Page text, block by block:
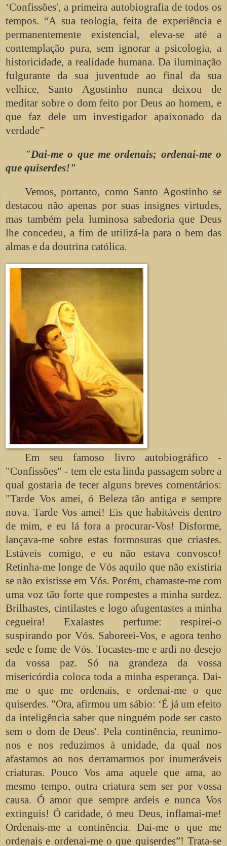
‘Confissões', a primeira autobiografia de todos os
tempos. “A sua teologia, feita de experiência e
permanentemente existencial, eleva-se até a
contemplação pura, sem ignorar a psicologia, a
historicidade, a realidade humana. Da iluminação
fulgurante da sua juventude ao final da sua
velhice, Santo Agostinho nunca deixou de
meditar sobre o dom feito por Deus ao homem, e
que faz dele um investigador apaixonado da
verdade”
"Dai-me o que me ordenais; ordenai-me o
que quiserdes!"
Vemos, portanto, como Santo Agostinho se
destacou não apenas por suas insignes virtudes,
mas também pela luminosa sabedoria que Deus
lhe concedeu, a fim de utilizá-la para o bem das
almas e da doutrina católica.
Em seu famoso livro autobiográfico -
"Confissões" - tem ele esta linda passagem sobre a
qual gostaria de tecer alguns breves comentários:
"Tarde Vos amei, ó Beleza tão antiga e sempre
nova. Tarde Vos amei! Eis que habitáveis dentro
de mim, e eu lá fora a procurar-Vos! Disforme,
lançava-me sobre estas formosuras que criastes.
Estáveis comigo, e eu não estava convosco!
Retinha-me longe de Vós aquilo que não existiria
se não existisse em Vós. Porém, chamaste-me com
uma voz tão forte que rompestes a minha surdez.
Brilhastes, cintilastes e logo afugentastes a minha
cegueira! Exalastes perfume: respirei-o
suspirando por Vós. Saboreei-Vos, e agora tenho
sede e fome de Vós. Tocastes-me e ardi no desejo
da vossa paz. Só na grandeza da vossa
misericórdia coloca toda a minha esperança. Dai-
me o que me ordenais, e ordenai-me o que
quiserdes. "Ora, afirmou um sábio: ‘É já um efeito
da inteligência saber que ninguém pode ser casto
sem o dom de Deus'. Pela continência, reunimo-
nos e nos reduzimos à unidade, da qual nos
afastamos ao nos derramarmos por inumeráveis
criaturas. Pouco Vos ama aquele que ama, ao
mesmo tempo, outra criatura sem ser por vossa
causa. Ó amor que sempre ardeis e nunca Vos
extinguis! Ó caridade, ó meu Deus, inflamai-me!
Ordenais-me a continência. Dai-me o que me
ordenais e ordenai-me o que quiserdes”! Trata-se